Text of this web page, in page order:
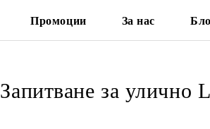
Промоции За нас
Запитване за улично